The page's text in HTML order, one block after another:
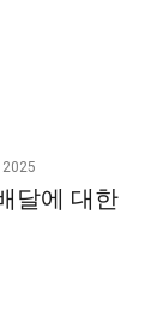
2025
달에 대한